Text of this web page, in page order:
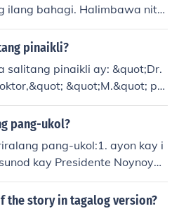
ginagamit sa pang-ara
mas makulay at masining n
ilang bahagi. Halimbawa nito
sa &quot;Doktor,&quot; &quot;
at &quot;Inc.&
pormal at mga pangalan
ng dinaglat ay nakakatul
at mas magaan ang ko
pinaikli?
salitang pinaikli ay: &quot;Dr.
&quot;M.&quot; pa
at &quot;B.&quot; para sa &q
itong ginagamit sa mga por
Sa mga tawag o mensahe, gi
salita tulad ng &quot;t
at &quot;info&quot;
pang-ukol?
pang-ukol:1. ayon kay i
kay Presidente Noynoy4.
sa panayam6. laban sa k
the story in tagalog version?